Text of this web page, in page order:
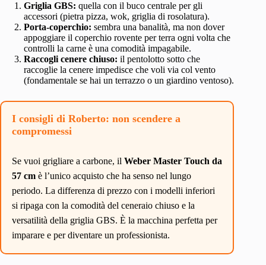
Griglia GBS: quella con il buco centrale per gli
accessori (pietra pizza, wok, griglia di rosolatura).
Porta-coperchio: sembra una banalità, ma non dover
appoggiare il coperchio rovente per terra ogni volta che
controlli la carne è una comodità impagabile.
Raccogli cenere chiuso: il pentolotto sotto che
raccoglie la cenere impedisce che voli via col vento
(fondamentale se hai un terrazzo o un giardino ventoso).
I consigli di Roberto: non scendere a
compromessi
Se vuoi grigliare a carbone, il Weber Master Touch da
57 cm è l’unico acquisto che ha senso nel lungo
periodo. La differenza di prezzo con i modelli inferiori
si ripaga con la comodità del ceneraio chiuso e la
versatilità della griglia GBS. È la macchina perfetta per
imparare e per diventare un professionista.